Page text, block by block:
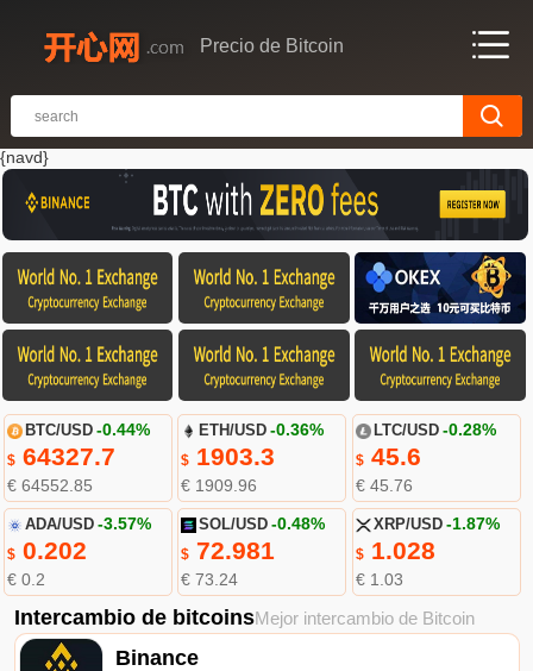
Precio de Bitcoin
{navd}
BTC/USD -0.44%
$64327.7
€ 64552.85
ETH/USD -0.36%
$ 1903.3
€ 1909.96
LTC/USD -0.28%
$45.6
€ 45.76
ADA/USD -3.57%
$0.202
€ 0.2
SOL/USD -0.48%
$ 72.981
€ 73.24
XRP/USD -1.87%
$1.028
€ 1.03
Intercambio de bitcoinsMejor intercambio de Bitcoin
Binance